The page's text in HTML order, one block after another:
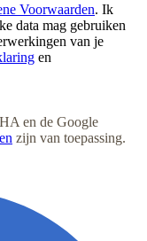
Voorwaarden. Ik
data mag gebruiken
van je
en
en de Google
zijn van toepassing.